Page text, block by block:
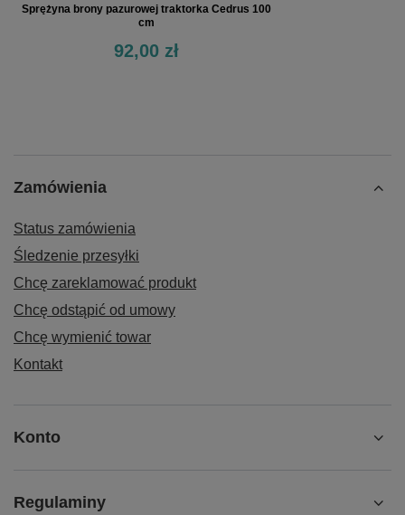
Sprężyna brony pazurowej traktorka Cedrus 100
cm
92,00 zł
Zamówienia
Status zamówienia
Śledzenie przesyłki
Chcę zareklamować produkt
Chcę odstąpić od umowy
Chcę wymienić towar
Kontakt
Konto
Regulaminy